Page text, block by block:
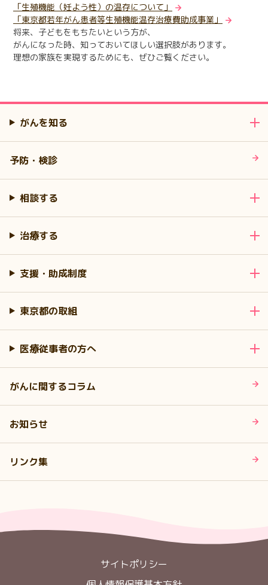
「生殖機能（妊よう性）の温存について」
「東京都若年がん患者等生殖機能温存治療費助成事業」
将来、子どもをもちたいという方が、
がんになった時、知っておいてほしい選択肢があります。
理想の家族を実現するためにも、ぜひご覧ください。
がんを知る
予防・検診
相談する
治療する
支援・助成制度
東京都の取組
医療従事者の方へ
がんに関するコラム
お知らせ
リンク集
サイトポリシー